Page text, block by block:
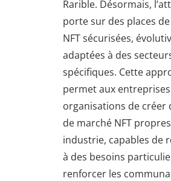
Rarible. Désormais,
porte sur des places
NFT sécurisées,
adaptées à des
spécifiques. Cette
permet aux
organisations de créer
de marché NFT
industrie, capables de
à des besoins
renforcer les